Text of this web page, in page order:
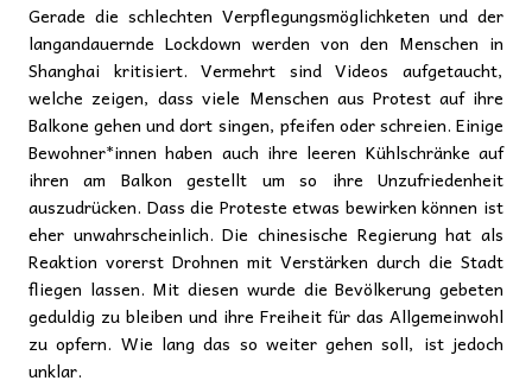
Gerade die schlechten Verpflegungsmöglichketen und der
langandauernde Lockdown werden von den Menschen in
Shanghai kritisiert. Vermehrt sind Videos aufgetaucht,
welche zeigen, dass viele Menschen aus Protest auf ihre
Balkone gehen und dort singen, pfeifen oder schreien. Einige
Bewohner*innen haben auch ihre leeren Kühlschränke auf
ihren am Balkon gestellt um so ihre Unzufriedenheit
auszudrücken. Dass die Proteste etwas bewirken können ist
eher unwahrscheinlich. Die chinesische Regierung hat als
Reaktion vorerst Drohnen mit Verstärken durch die Stadt
fliegen lassen. Mit diesen wurde die Bevölkerung gebeten
geduldig zu bleiben und ihre Freiheit für das Allgemeinwohl
zu opfern. Wie lang das so weiter gehen soll, ist jedoch
unklar.